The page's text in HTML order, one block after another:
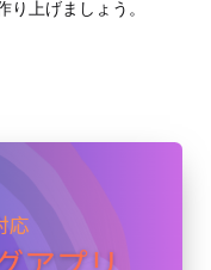
上げましょう。